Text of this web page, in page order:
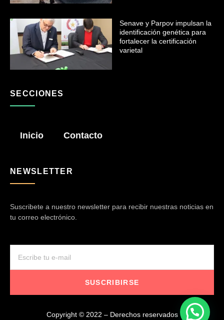
Senave y Parpov impulsan la
identificación genética para
fortalecer la certificación
varietal
SECCIONES
Inicio Contacto
NEWSLETTER
Suscribete a nuestro newsletter para recibir nuestras noticias en
tu correo electrónico.
SUSCRIBIRSE
Copyright © 2022 – Derechos reservados